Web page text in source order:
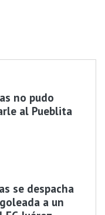
no pudo
al Pueblita
se despacha
a un